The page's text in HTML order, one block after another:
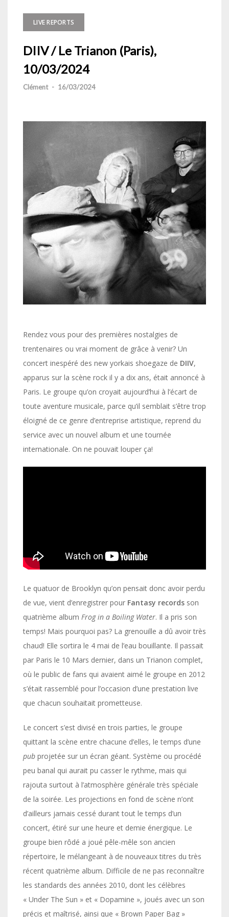
LIVE REPORTS
DIIV / Le Trianon (Paris),
10/03/2024
Clément - 16/03/2024
Rendez vous pour des premières nostalgies de
trentenaires ou vrai moment de grâce à venir? Un
concert inespéré des new yorkais shoegaze de DIIV,
apparus sur la scène rock il y a dix ans, était annoncé à
Paris. Le groupe qu’on croyait aujourd’hui à l’écart de
toute aventure musicale, parce qu’il semblait s’être trop
éloigné de ce genre d’entreprise artistique, reprend du
service avec un nouvel album et une tournée
internationale. On ne pouvait louper ça!
Le quatuor de Brooklyn qu’on pensait donc avoir perdu
de vue, vient d’enregistrer pour Fantasy records son
quatrième album Frog in a Boiling Water. Il a pris son
temps! Mais pourquoi pas? La grenouille a dû avoir très
chaud! Elle sortira le 4 mai de l’eau bouillante. Il passait
par Paris le 10 Mars dernier, dans un Trianon complet,
où le public de fans qui avaient aimé le groupe en 2012
s’était rassemblé pour l’occasion d’une prestation live
que chacun souhaitait prometteuse.
Le concert s’est divisé en trois parties, le groupe
quittant la scène entre chacune d’elles, le temps d’une
pub projetée sur un écran géant. Système ou procédé
peu banal qui aurait pu casser le rythme, mais qui
rajouta surtout à l’atmosphère générale très spéciale
de la soirée. Les projections en fond de scène n’ont
d’ailleurs jamais cessé durant tout le temps d’un
concert, étiré sur une heure et demie énergique. Le
groupe bien rôdé a joué pêle-mêle son ancien
répertoire, le mélangeant à de nouveaux titres du très
récent quatrième album. Difficile de ne pas reconnaître
les standards des années 2010, dont les célèbres
« Under The Sun » et « Dopamine », joués avec un son
précis et maîtrisé, ainsi que « Brown Paper Bag »